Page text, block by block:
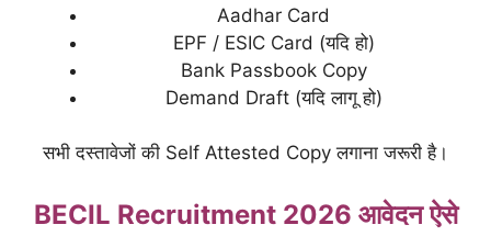
Aadhar Card
EPF / ESIC Card (यदि हो)
Bank Passbook Copy
Demand Draft (यदि लागू हो)
सभी दस्तावेजों की Self Attested Copy लगाना जरूरी है।
BECIL Recruitment 2026 आवेदन ऐसे